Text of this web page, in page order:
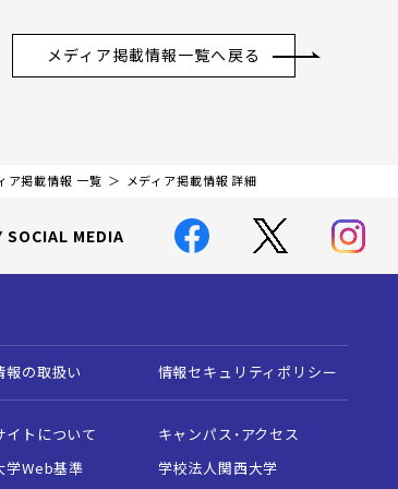
メディア掲載情報一覧へ戻る
ア掲載情報 一覧 メディア掲載情報 詳細
SOCIAL MEDIA
報の取扱い 情報セキュリティポリシー
イトについて
キャンパス・アクセス
学Web基準
学校法人関西大学